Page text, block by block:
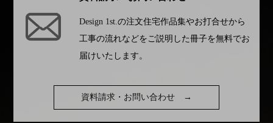
Design 1st.の注文住宅作品集やお打合せから
工事の流れなどをご説明した冊子を無料でお
届けいたします。
資料請求・お問い合わせ →